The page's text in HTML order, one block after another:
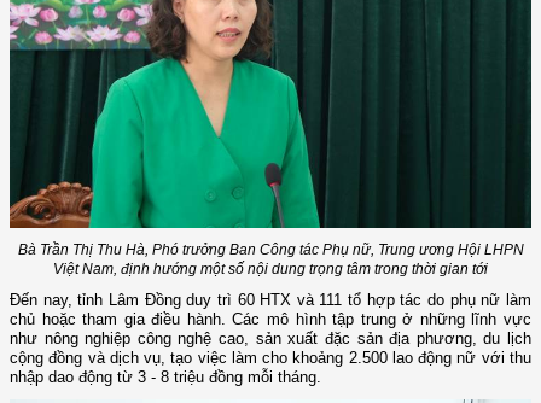
Bà Trần Thị Thu Hà, Phó trưởng Ban Công tác Phụ nữ, Trung ương Hội LHPN
Việt Nam, định hướng một số nội dung trọng tâm trong thời gian tới
Đến nay, tỉnh Lâm Đồng duy trì 60 HTX và 111 tổ hợp tác do phụ nữ làm
chủ hoặc tham gia điều hành. Các mô hình tập trung ở những lĩnh vực
như nông nghiệp công nghệ cao, sản xuất đặc sản địa phương, du lịch
cộng đồng và dịch vụ, tạo việc làm cho khoảng 2.500 lao động nữ với thu
nhập dao động từ 3 - 8 triệu đồng mỗi tháng.